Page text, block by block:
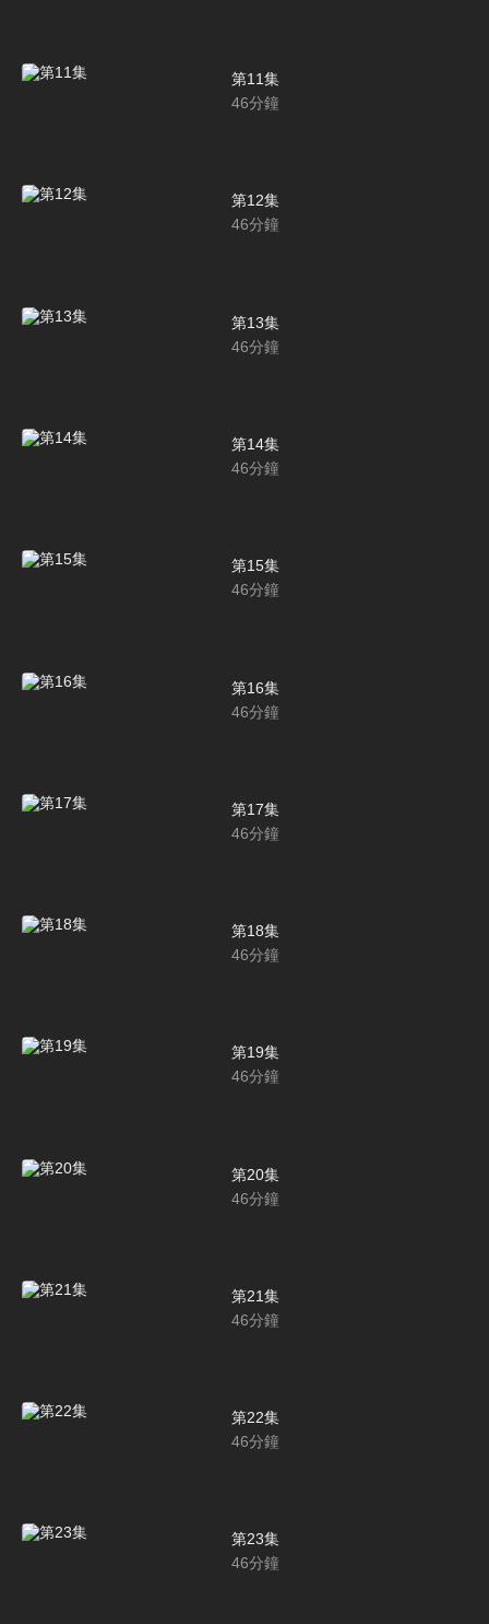
第11集
46分鐘
第12集
46分鐘
第13集
46分鐘
第14集
46分鐘
第15集
46分鐘
第16集
46分鐘
第17集
46分鐘
第18集
46分鐘
第19集
46分鐘
第20集
46分鐘
第21集
46分鐘
第22集
46分鐘
第23集
46分鐘